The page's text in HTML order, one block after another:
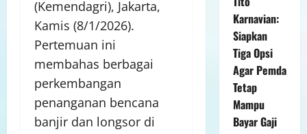
(Kemendagri), Jakarta,
Kamis (8/1/2026).
Pertemuan ini
membahas berbagai
perkembangan
penanganan bencana
banjir dan longsor di
Karnavian:
Siapkan
Tiga Opsi
Agar Pemda
Tetap
Mampu
Bayar Gaji